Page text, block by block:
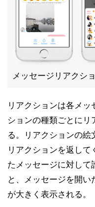
メッセージリアクシ
リアクションは各メ
ションの種類ごとにリ
る。リアクションの
リアクションを返し
たメッセージに対して
と、メッセージを開
が大きく表示される。